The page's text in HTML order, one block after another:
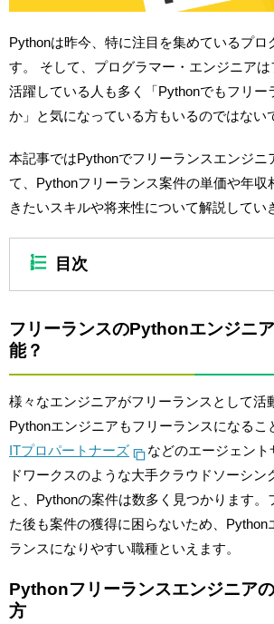
Pythonは昨今、特に注目を集めているプロ
す。 そして、プログラマー・エンジニア
活躍している人も多く「Pythonでもフリー
か」と気になっている方もいるのではない
本記事ではPythonでフリーランスエンジニ
て、Pythonフリーランス案件の単価や年収
きたいスキルや将来性について解説してい
目次
フリーランスのPythonエンジニ
能？
様々なエンジニアがフリーランスとして活
Pythonエンジニアもフリーランスになるこ
ITプロパートナーズ
などのエージェン
ドワークスのような大手クラウドソーシン
と、Pythonの案件は数多く見つかります。
た後も案件の獲得に困らないため、Python
ランスになりやすい職種といえます。
Pythonフリーランスエンジニア
方